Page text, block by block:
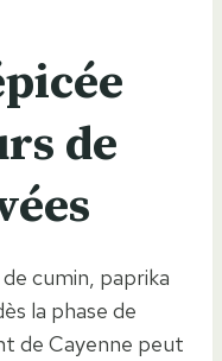
de
cumin, paprika
la phase de
de Cayenne peut